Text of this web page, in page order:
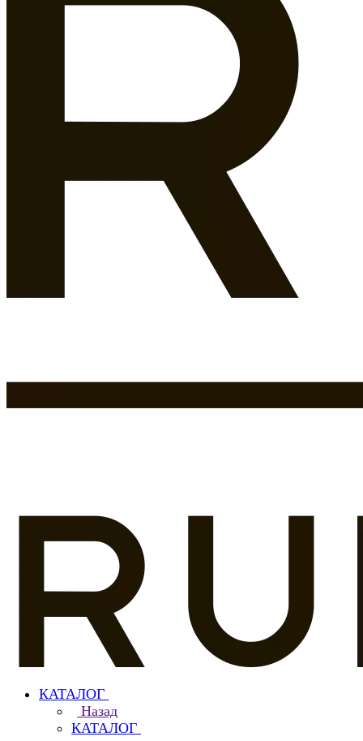
КАТАЛОГ
Назад
КАТАЛОГ